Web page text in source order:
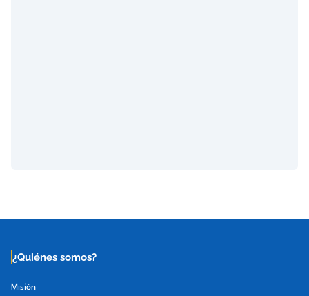
¿Quiénes somos?
Misión